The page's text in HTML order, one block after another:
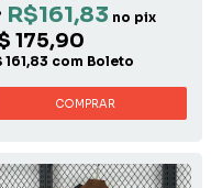
R$161,83 no pix
175,90
161,83 com Boleto
COMPRAR